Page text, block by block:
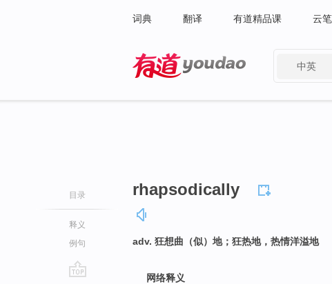
词典 翻译 有道精品课 云
中英
目录
释义
例句
rhapsodically
adv. 狂想曲（似）地；狂热地，热情洋溢地
网络释义